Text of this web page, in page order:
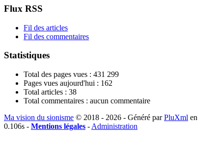
Flux RSS
Fil des articles
Fil des commentaires
Statistiques
Total des pages vues : 431 299
Pages vues aujourd'hui : 162
Total articles : 38
Total commentaires : aucun commentaire
Ma vision du sionisme © 2018 - 2026 - Généré parPluXml en
0.106s - Mentions légales - Administration